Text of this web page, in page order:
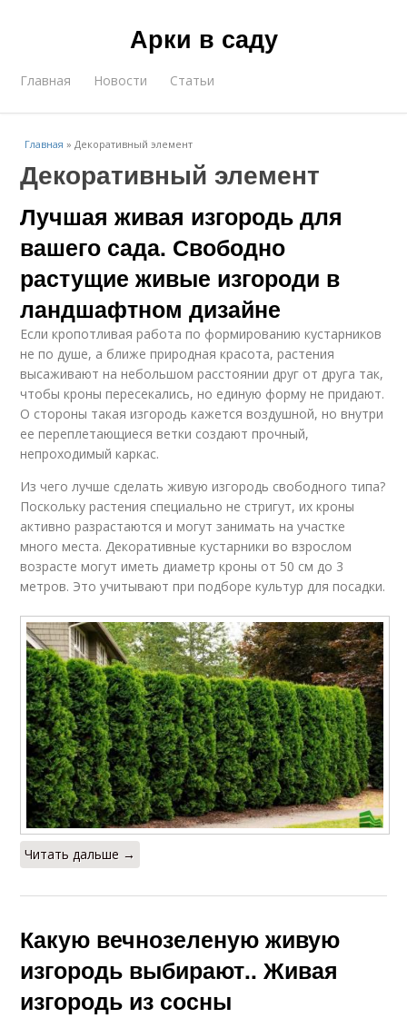
Арки в саду
Главная Новости Статьи
Главная »Декоративный элемент
Декоративный элемент
Лучшая живая изгородь для
вашего сада. Свободно
растущие живые изгороди в
ландшафтном дизайне
Если кропотливая работа по формированию кустарников
не по душе, а ближе природная красота, растения
высаживают на небольшом расстоянии друг от друга так,
чтобы кроны пересекались, но единую форму не придают.
О стороны такая изгородь кажется воздушной, но внутри
ее переплетающиеся ветки создают прочный,
непроходимый каркас.
Из чего лучше сделать живую изгородь свободного типа?
Поскольку растения специально не стригут, их кроны
активно разрастаются и могут занимать на участке
много места. Декоративные кустарники во взрослом
возрасте могут иметь диаметр кроны от 50 см до 3
метров. Это учитывают при подборе культур для посадки.
Читать дальше →
Какую вечнозеленую живую
изгородь выбирают.. Живая
изгородь из сосны